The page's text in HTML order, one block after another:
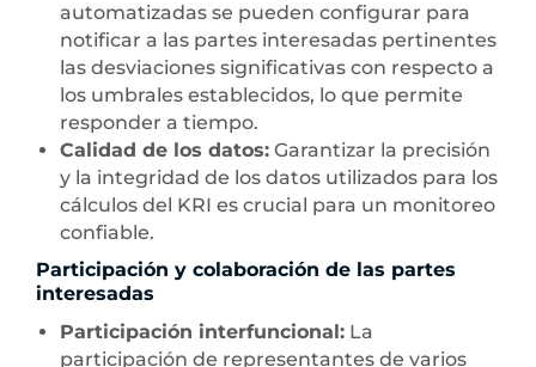
automatizadas se pueden configurar para
notificar a las partes interesadas pertinentes
las desviaciones significativas con respecto a
los umbrales establecidos, lo que permite
responder a tiempo.
Calidad de los datos: Garantizar la precisión
y la integridad de los datos utilizados para los
cálculos del KRI es crucial para un monitoreo
confiable.
Participación y colaboración de las partes
interesadas
Participación interfuncional: La
participación de representantes de varios